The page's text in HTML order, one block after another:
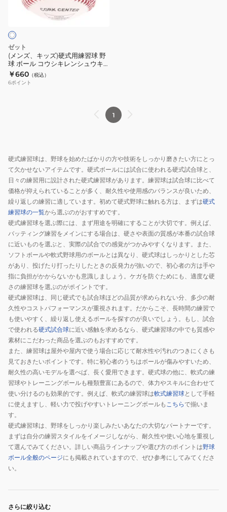
用
練
習
球
野
シ
キ
レ
ン
シ
ュ
ウ
キ
ュ
ウ
自
主
練
BB303
ゼット
(メンズ、キッズ)硬式用練習球 野
球 ボール コウシキレンシュウキ
ュウ 自主練 BB303
￥660 （税込）
6ポイント
1
硬式練習球は、野球を始めたばかりの方や技術をしっかり磨きたい方にとっ
て欠かせないアイテムです。硬式ボールには試合に使われる硬式試合球と、
日々の練習用に設計された硬式練習球があります。練習球は試合球に比べて
価格が抑えられていることが多く、耐久性や使用感のバランスが良いため、
繰り返しの練習に適しています。初めて硬式野球に触れる方は、まずは硬式
練習球の一覧から選ぶのがおすすめです。
硬式練習球を選ぶ際には、まず用途を明確にすることが大切です。例えば、
バッティング練習をメインにする場合は、硬さや表面の質感が本番の試合球
に近いものを選ぶと、実際の試合での感覚がつかみやすくなります。また、
ソフトボールや軟式野球用のボールとは異なり、硬式球はしっかりとした芯
があり、投げたり打ったりしたときの反発力が強いので、初心者の方は手や
指に負担がかからないかも意識しましょう。ケガを防ぐためにも、適度な硬
さの練習球を選ぶのがポイントです。
硬式練習球は、同じ硬式でも試合球ほどの品質が求められない分、多少の耐
久性やコストパフォーマンスが重視されます。だからこそ、長時間の練習で
も使いやすく、繰り返し使えるボールを探すのが良いでしょう。もし、試合
で使われる硬式試合球に近い感触を求めるなら、硬式練習球の中でも質感や
素材にこだわった商品を選ぶのもおすすめです。
また、練習球は屋外や屋内で使う場合に応じて耐水性や汚れのつきにくさも
見ておきたいポイントです。特に初心者のうちはボールが傷みやすいため、
耐久性の高いモデルを選べば、長く愛用できます。硬式球の他に、軟式の練
習球やトレーニングボールも種類豊富にあるので、体力やスキルに合わせて
使い分けるのも効果的です。例えば、軟式の練習球は軟式練習球として手軽
に使えますし、軽い力で投げやすいトレーニングボールも こちらで揃いま
す。
硬式練習球は、野球をしっかり楽しみたいあなたの大切なパートナーです。
まずは自分の練習スタイルをイメージしながら、耐久性や使い心地を重視し
て選んでみてください。詳しい商品ラインナップや選び方のポイントは野球
ボール全般のページにも掲載されていますので、ぜひ参考にしてみてくださ
い。
さらに絞り込む